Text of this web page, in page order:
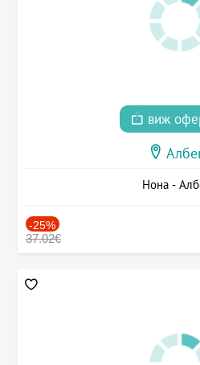
виж
Нона -
-25%
37.02€